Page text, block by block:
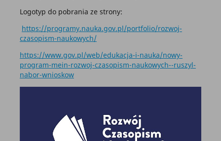
Logotyp do pobrania ze strony:
https://programy.nauka.gov.pl/portfolio/rozwoj-
czasopism-naukowych/
https://www.gov.pl/web/edukacja-i-nauka/nowy-
program-mein-rozwoj-czasopism-naukowych--ruszyl-
nabor-wnioskow